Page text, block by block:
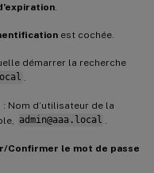
est cochée.
démarrer la recherche
: Nom d’utilisateur de la
admin@aaa.local
Confirmer le mot de passe